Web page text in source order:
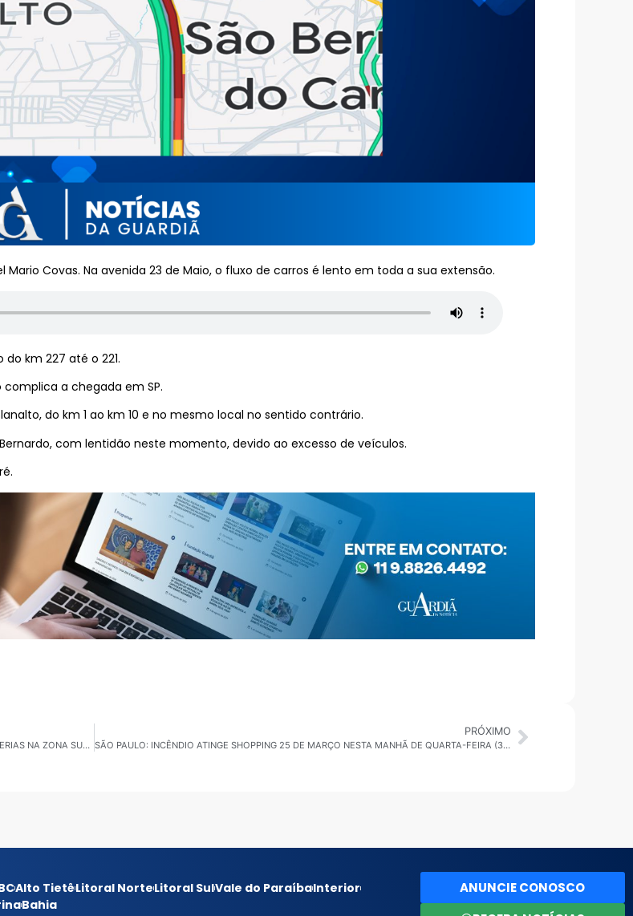
Covas. Na avenida 23 de Maio, o fluxo de carros é lento em toda a sua extensão.
km 227 até o 221.
complica a chegada em SP.
do km 1 ao km 10 e no mesmo local no sentido contrário.
com lentidão neste momento, devido ao excesso de veículos.
SP: PREFEITO RICARDO NUNES VISTORIA OBRAS DE UBS E DE NOVAS GALERIAS NA ZONA SUL DA CIDADE
PRÓXIMO
SÃO PAULO: INCÊNDIO ATINGE SHOPPING 25 DE MARÇO NESTA MANHÃ DE QUARTA-FEIRA (30)
Alto TietêLitoral NorteLitoral SulVale do ParaíbaInterior
Bahia
ANUNCIE CONOSCO